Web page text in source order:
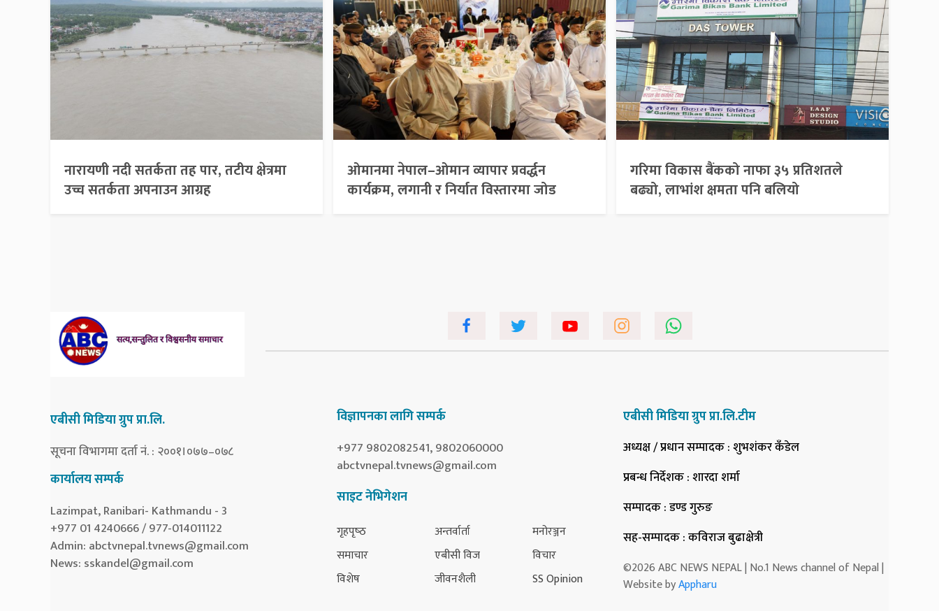
नारायणी नदी सतर्कता तह पार, तटीय क्षेत्रमा
उच्च सतर्कता अपनाउन आग्रह
ओमानमा नेपाल–ओमान व्यापार प्रवर्द्धन
कार्यक्रम, लगानी र निर्यात विस्तारमा जोड
गरिमा विकास बैंकको नाफा ३५ प्रतिशतले
बढ्यो, लाभांश क्षमता पनि बलियो
एबीसी मिडिया ग्रुप प्रा.लि.
सूचना विभागमा दर्ता नं. : २००१।०७७–०७८
कार्यालय सम्पर्क
Lazimpat, Ranibari- Kathmandu - 3
+977 01 4240666 / 977-014011122
Admin: abctvnepal.tvnews@gmail.com
News: sskandel@gmail.com
विज्ञापनका लागि सम्पर्क
+977 9802082541, 9802060000
abctvnepal.tvnews@gmail.com
साइट नेभिगेशन
गृहपृष्‍ठ
समाचार
विशेष
अन्तर्वार्ता
एबीसी विज
जीवनशैली
मनोरञ्जन
विचार
SS Opinion
एबीसी मिडिया ग्रुप प्रा.लि.टीम
अध्यक्ष / प्रधान सम्पादक: शुभशंकर कँडेल
प्रबन्ध निर्देशक: शारदा शर्मा
सम्पादक: डण्ड गुरुङ
सह-सम्पादक: कविराज बुढाक्षेत्री
©2026 ABC NEWS NEPAL | No.1 News channel of Nepal |
Website byAppharu